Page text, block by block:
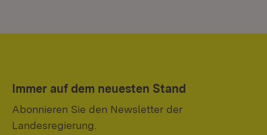
Immer auf dem neuesten Stand
Abonnieren Sie den Newsletter der
Landesregierung.